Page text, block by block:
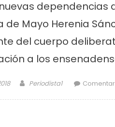
dependencias
de Mayo Herenia
del cuerpo
a los
Author
Periodista1